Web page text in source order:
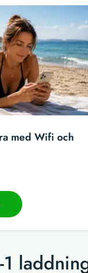
med Wifi och